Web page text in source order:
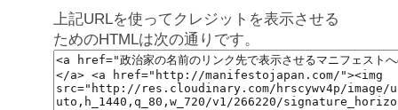
上記URLを使ってクレジットを表示させる
ためのHTMLは次の通りです。